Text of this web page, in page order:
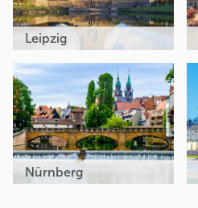
Leipzig
Nürnberg